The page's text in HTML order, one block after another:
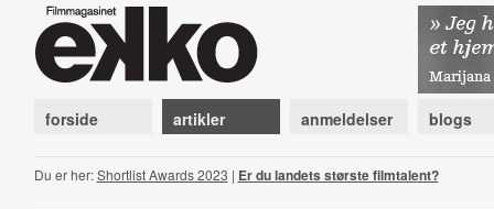
forside artikler anmeldelser blogs
Du er her:Shortlist Awards 2023 | Er du landets største filmtalent?